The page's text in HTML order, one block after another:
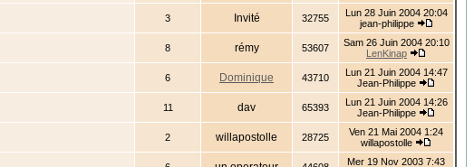
3 Invité 32755
Lun 28 Juin 2004 20:04
jean-philippe
8 rémy 53607
Sam 26 Juin 2004 20:10
LenKinap
6 Dominique 43710
Lun 21 Juin 2004 14:47
Jean-Philippe
11 dav 65393
Lun 21 Juin 2004 14:26
Jean-Philippe
2 willapostolle 28725
Ven 21 Mai 2004 1:24
willapostolle
Mer 19 Nov 2003 7:43